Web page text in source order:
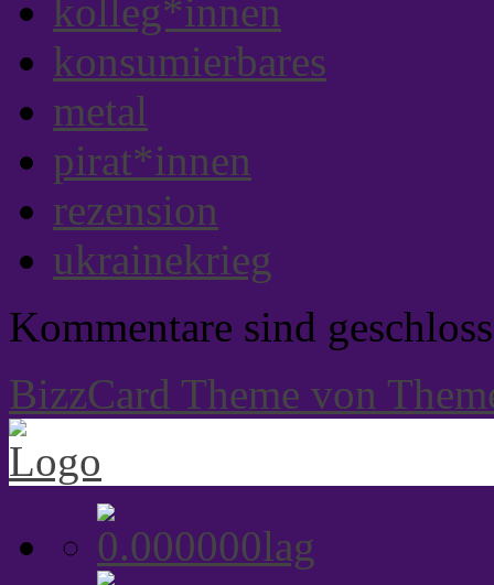
kolleg*innen
konsumierbares
metal
pirat*innen
rezension
ukrainekrieg
Kommentare sind
BizzCard Theme von